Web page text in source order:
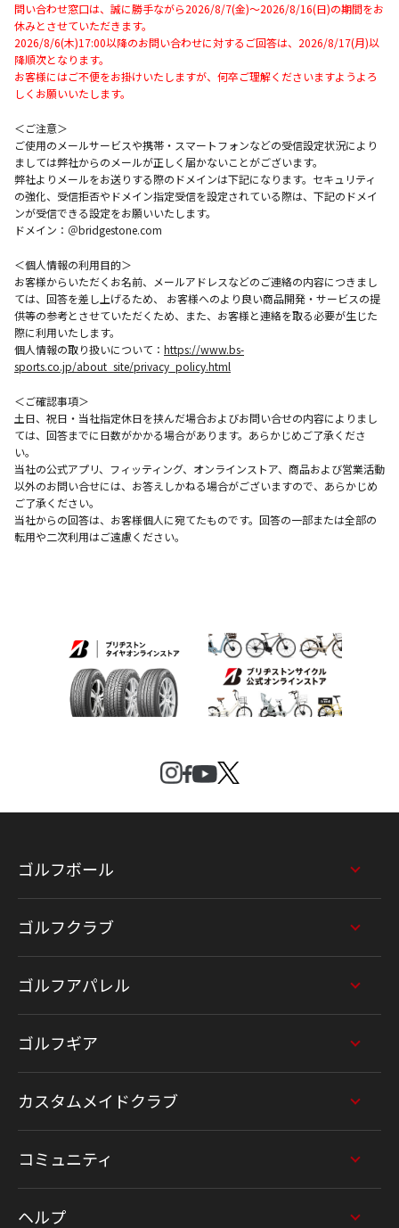
問い合わせ窓口は、誠に勝手ながら2026/8/7(金)～2026/8/16(日)の期間をお
休みとさせていただきます。
2026/8/6(木)17:00以降のお問い合わせに対するご回答は、2026/8/17(月)以
降順次となります。
お客様にはご不便をお掛けいたしますが、何卒ご理解くださいますようよろ
しくお願いいたします。
＜ご注意＞
ご使用のメールサービスや携帯・スマートフォンなどの受信設定状況により
ましては弊社からのメールが正しく届かないことがございます。
弊社よりメールをお送りする際のドメインは下記になります。セキュリティ
の強化、受信拒否やドメイン指定受信を設定されている際は、下記のドメイ
ンが受信できる設定をお願いいたします。
ドメイン：＠bridgestone.com
＜個人情報の利用目的＞
お客様からいただくお名前、メールアドレスなどのご連絡の内容につきまし
ては、回答を差し上げるため、 お客様へのより良い商品開発・サービスの提
供等の参考とさせていただくため、また、お客様と連絡を取る必要が生じた
際に利用いたします。
個人情報の取り扱いについて： https://www.bs-
sports.co.jp/about_site/privacy_policy.html
＜ご確認事項＞
土日、祝日・当社指定休日を挟んだ場合およびお問い合せの内容によりまし
ては、回答までに日数がかかる場合があります。あらかじめご了承くださ
い。
当社の公式アプリ、フィッティング、オンラインストア、商品および営業活動
以外のお問い合せには、お答えしかねる場合がございますので、あらかじめ
ご了承ください。
当社からの回答は、お客様個人に宛てたものです。回答の一部または全部の
転用や二次利用はご遠慮ください。
ゴルフボール
ゴルフクラブ
ゴルフアパレル
ゴルフギア
カスタムメイドクラブ
コミュニティ
ヘルプ